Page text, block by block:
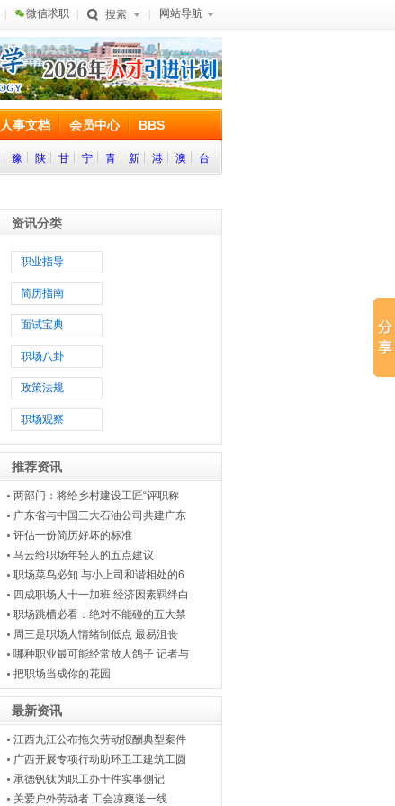
网站导航
搜索
微信求职
人事文档 会员中心 BBS
豫 陕 甘 宁 青 新 港 澳 台
资讯分类
职业指导
简历指南
面试宝典
职场八卦
政策法规
职场观察
推荐资讯
两部门：将给乡村建设工匠“评职称
广东省与中国三大石油公司共建广东
评估一份简历好坏的标准
马云给职场年轻人的五点建议
职场菜鸟必知 与小上司和谐相处的6
四成职场人十一加班 经济因素羁绊白
职场跳槽必看：绝对不能碰的五大禁
周三是职场人情绪制低点 最易沮丧
哪种职业最可能经常放人鸽子 记者与
把职场当成你的花园
最新资讯
江西九江公布拖欠劳动报酬典型案件
广西开展专项行动助环卫工建筑工圆
承德钒钛为职工办十件实事侧记
关爱户外劳动者 工会凉爽送一线